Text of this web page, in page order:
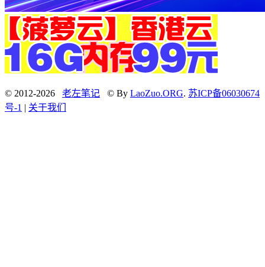
© 2012-2026 老左笔记 © By LaoZuo.ORG. 苏ICP备06030674
号-1 | 关于我们